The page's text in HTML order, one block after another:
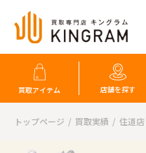
買取アイテム 店舗を探す
トップページ 買取実績 住道店